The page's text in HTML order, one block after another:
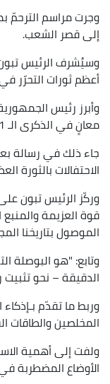
وجرت مراسم الترحمّ
إلى قصر الشعب.
وسيُشرف الرئيس
أعظم ثورات التحرّر في
وأبرز رئيس
معانٍ في الذكرى الـ 71 للثورة التحريرية المجيدة.
جاء ذلك في رسالة
الاحتفالات بالثورة
وركّز الرئيس تبون
قوة العزيمة
الموصول بتاريخنا
وتابع: "هو البوصلة
الدقيقة – نحو تثبيت
وربط ما تقدّم بـإذكاء
المخلصين والطاقات
ولفت إلى أهمية
الأوضاع المضطربة في